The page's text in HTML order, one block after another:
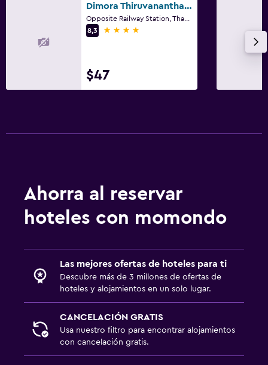
Dimora Thiruvananthapuram
8,3
4 estrellas
$47
Ahorra al reservar
hoteles con momondo
Las mejores ofertas de hoteles para ti
Descubre más de 3 millones de ofertas de
hoteles y alojamientos en un solo lugar.
CANCELACIÓN GRATIS
Usa nuestro filtro para encontrar alojamientos
con cancelación gratis.